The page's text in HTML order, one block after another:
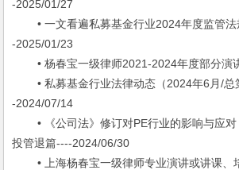
-2025/01/27
• 一文看遍私募基金行业2024年度监管法
-2025/01/23
• 杨春宝一级律师2021-2024年度部分演
• 私募基金行业法律动态（2024年6月/总
-2024/07/14
• 《公司法》修订对PE行业的影响与应
投管退篇----2024/06/30
• 上海杨春宝一级律师专业演讲或讲课、